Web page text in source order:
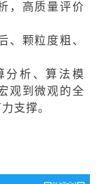
，高质量评价
、颗粒度粗、
分析、算法模
观到微观的全
支撑。